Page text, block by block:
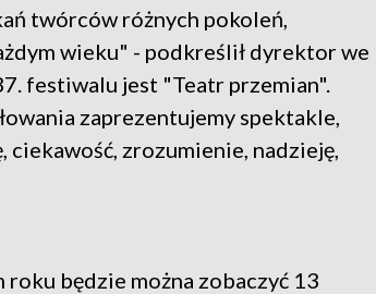
twórców różnych pokoleń,
wieku" - podkreślił dyrektor we
festiwalu jest "Teatr przemian".
zaprezentujemy spektakle,
zrozumienie, nadzieję,
będzie można zobaczyć 13